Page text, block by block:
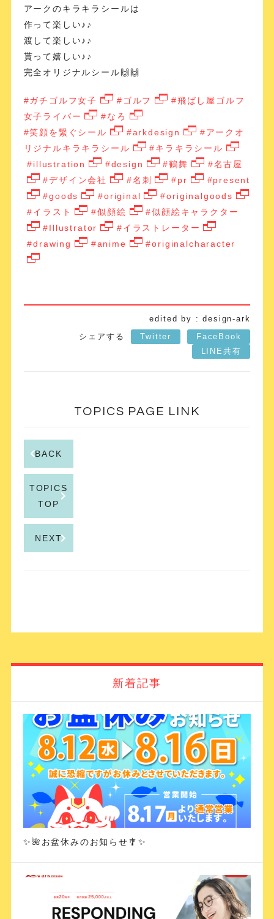
アークのキラキラシールは
作って楽しい♪♪
渡して楽しい♪♪
貰って嬉しい♪♪
完全オリジナルシール🙌🙌
#ガチゴルフ女子 #ゴルフ
#飛ばし屋ゴルフ
女子ライバー
#なろ
#笑顔を繋ぐシール
#arkdesign
#アークオ
リジナルキラキラシール
#キラキラシール
#illustration
#design #鶴舞
#名古屋
#デザイン会社
#名刺 #pr
#present
#goods
#original
#originalgoods
#イラスト
#似顔絵
#似顔絵キャラクター
#Illustrator
#イラストレーター
#drawing
#anime #originalcharacter
edited by : design-ark
シェアする
Twitter
FaceBook
LINE共有
TOPICS PAGE LINK
BACK
TOPICS
TOP
NEXT
新着記事
✨🌺お盆休みのお知らせ🎐✨